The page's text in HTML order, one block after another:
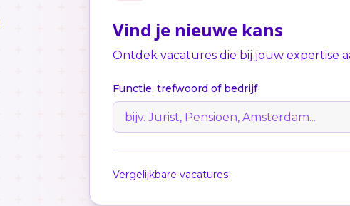
Vind je nieuwe kans
Ontdek vacatures die bij jouw expertise
Functie, trefwoord of bedrijf
Vergelijkbare vacatures